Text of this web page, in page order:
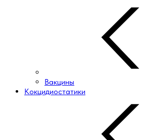
Вакцины
Кокцидиостатики